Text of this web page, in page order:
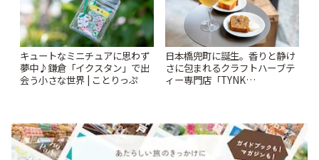
キュートなミニチュアに思わず
夢中♪鎌倉「イクスタン」で出
会う小さな世界 | ことりっぷ
日本橋兜町に誕生。香りと静け
さに包まれるクラフトハーブテ
ィー専門店「TYNK